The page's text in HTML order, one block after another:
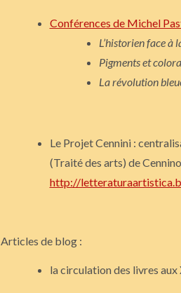
Conférences de Michel
L’historien face à
Pigments et
La révolution
Le Projet Cennini :
(Traité des arts) de
http://
Articles de blog :
la circulation des livres